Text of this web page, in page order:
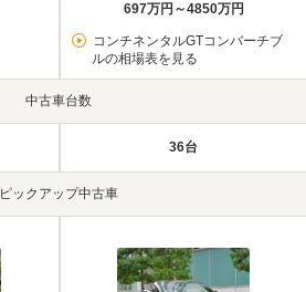
697万円～4850万円
コンチネンタルGTコンバーチブ
ルの相場表を見る
中古車台数
36台
ピックアップ中古車